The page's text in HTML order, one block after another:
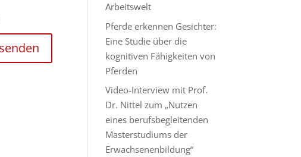
Arbeitswelt
Pferde erkennen Gesichter:
Eine Studie über die
kognitiven Fähigkeiten von
Pferden
Video-Interview mit Prof.
Dr. Nittel zum „Nutzen
eines berufsbegleitenden
Masterstudiums der
Erwachsenenbildung“